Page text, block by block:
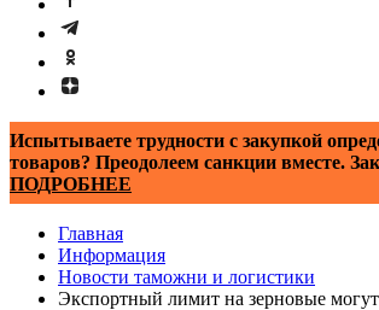
Испытываете трудности с закупкой
товаров? Преодолеем санкции вместе.
ПОДРОБНЕЕ
Главная
Информация
Новости таможни и логистики
Экспортный лимит на зерновые